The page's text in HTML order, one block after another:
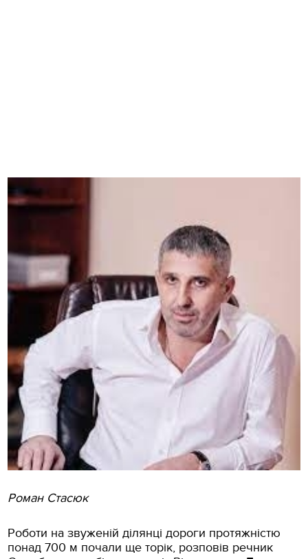
Роман Стасюк
Роботи на звуженій ділянці дороги протяжністю
понад 700 м почали ще торік, розповів речник